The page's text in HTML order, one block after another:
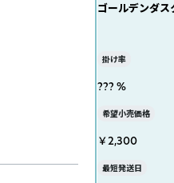
ゴールデンダ
掛け率
??? %
希望小売価格
￥2,300
最短発送日